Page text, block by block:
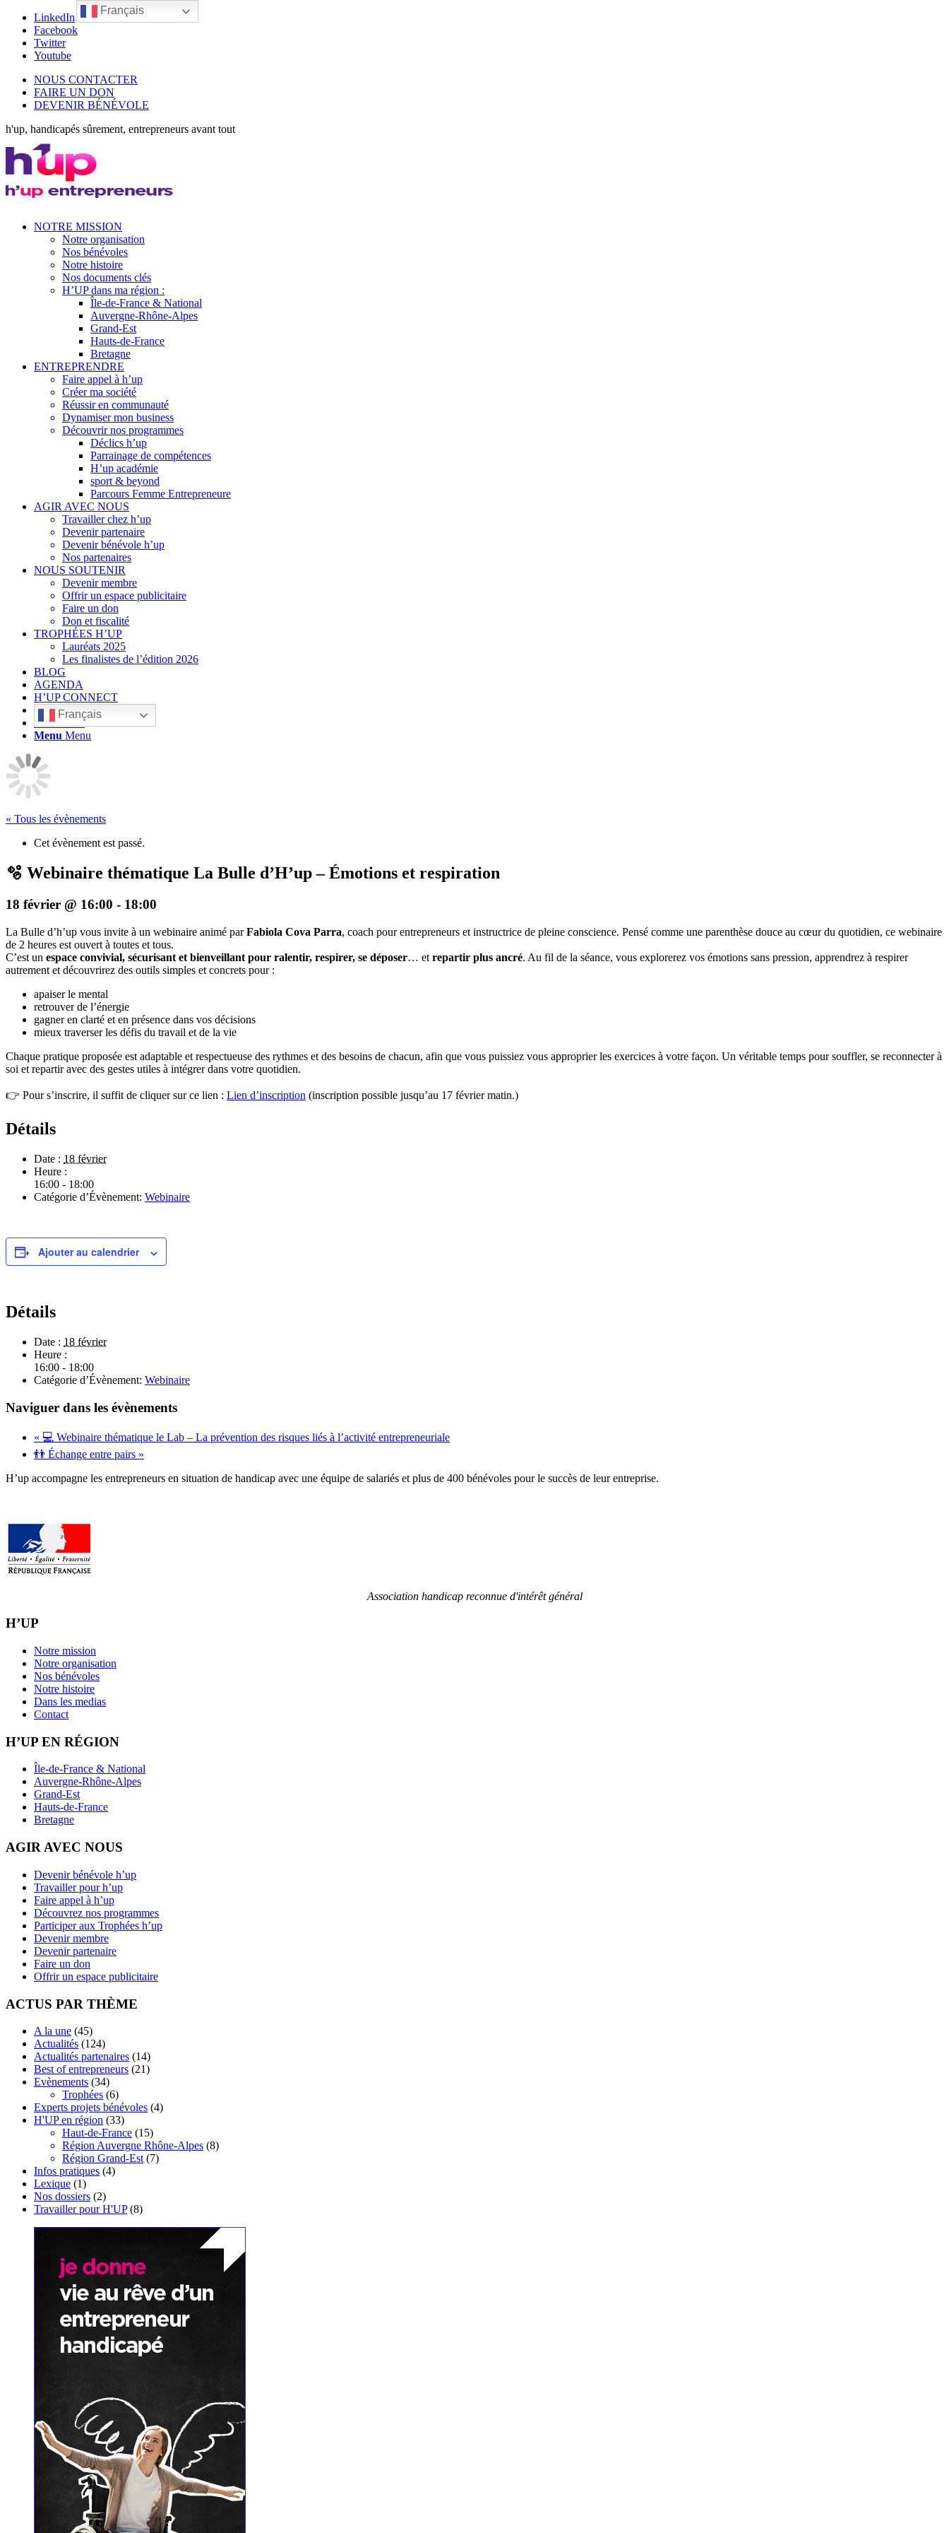
LinkedIn
Facebook
Twitter
Youtube
NOUS CONTACTER
FAIRE UN DON
DEVENIR BÉNÉVOLE
h'up, handicapés sûrement, entrepreneurs avant tout
NOTRE MISSION
Notre organisation
Nos bénévoles
Notre histoire
Nos documents clés
H’UP dans ma région :
Île-de-France & National
Auvergne-Rhône-Alpes
Grand-Est
Hauts-de-France
Bretagne
ENTREPRENDRE
Faire appel à h’up
Créer ma société
Réussir en communauté
Dynamiser mon business
Découvrir nos programmes
Déclics h’up
Parrainage de compétences
H’up académie
sport & beyond
Parcours Femme Entrepreneure
AGIR AVEC NOUS
Travailler chez h’up
Devenir partenaire
Devenir bénévole h’up
Nos partenaires
NOUS SOUTENIR
Devenir membre
Offrir un espace publicitaire
Faire un don
Don et fiscalité
TROPHÉES H’UP
Lauréats 2025
Les finalistes de l’édition 2026
BLOG
AGENDA
H’UP CONNECT
Français
Rechercher
Menu Menu
« Tous les évènements
Cet évènement est passé.
🫧 Webinaire thématique La Bulle d’H’up – Émotions et respiration
18 février @ 16:00 - 18:00
La Bulle d’h’up vous invite à un webinaire animé parFabiola Cova Parra, coach pour entrepreneurs et instructrice de pleine conscience. Pensé comme une parenthèse douce au cœur du quotidien, ce webinaire
de 2 heures est ouvert à toutes et tous.
C’est un espace convivial, sécurisant et bienveillant pour ralentir, respirer, se déposer… et repartir plus ancré. Au fil de la séance, vous explorerez vos émotions sans pression, apprendrez à respirer
autrement et découvrirez des outils simples et concrets pour :
apaiser le mental
retrouver de l’énergie
gagner en clarté et en présence dans vos décisions
mieux traverser les défis du travail et de la vie
Chaque pratique proposée est adaptable et respectueuse des rythmes et des besoins de chacun, afin que vous puissiez vous approprier les exercices à votre façon. Un véritable temps pour souffler, se reconnecter à
soi et repartir avec des gestes utiles à intégrer dans votre quotidien.
👉 Pour s’inscrire, il suffit de cliquer sur ce lien : Lien d’inscription (inscription possible jusqu’au 17 février matin.)
Détails
Date : 18 février
Heure :
16:00 - 18:00
Catégorie d’Évènement: Webinaire
Ajouter au calendrier
Détails
Date : 18 février
Heure :
16:00 - 18:00
Catégorie d’Évènement: Webinaire
Naviguer dans les évènements
« 💻 Webinaire thématique le Lab – La prévention des risques liés à l’activité entrepreneuriale
👬 Échange entre pairs »
H’up accompagne​​ les entrepreneurs en situation de handicap avec une équipe de salariés et plus de 400 bénévoles pour le succès de leur entreprise.
Association handicap reconnue d'intérêt général
H’UP
Notre mission
Notre organisation
Nos bénévoles
Notre histoire
Dans les medias
Contact
H’UP EN RÉGION
Île-de-France & National
Auvergne-Rhône-Alpes
Grand-Est
Hauts-de-France
Bretagne
AGIR AVEC NOUS
Devenir bénévole h’up
Travailler pour h’up
Faire appel à h’up
Découvrez nos programmes
Participer aux Trophées h’up
Devenir membre
Devenir partenaire
Faire un don
Offrir un espace publicitaire
ACTUS PAR THÈME
A la une (45)
Actualités (124)
Actualités partenaires (14)
Best of entrepreneurs (21)
Evènements (34)
Trophées (6)
Experts projets bénévoles (4)
H'UP en région (33)
Haut-de-France (15)
Région Auvergne Rhône-Alpes (8)
Région Grand-Est (7)
Infos pratiques (4)
Lexique (1)
Nos dossiers (2)
Travailler pour H'UP(8)
Français